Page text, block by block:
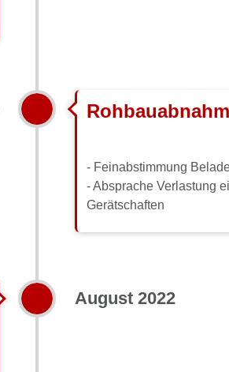
- Feinabstimmung
- Absprache Verlastung
Gerätschaften
August 2022